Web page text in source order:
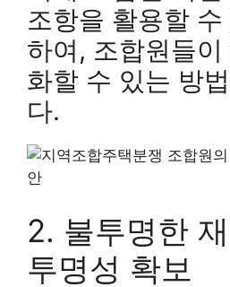
조항을 활용할
하여, 조합원들
화할 수 있는 방
다.
2. 불투명한
투명성 확보